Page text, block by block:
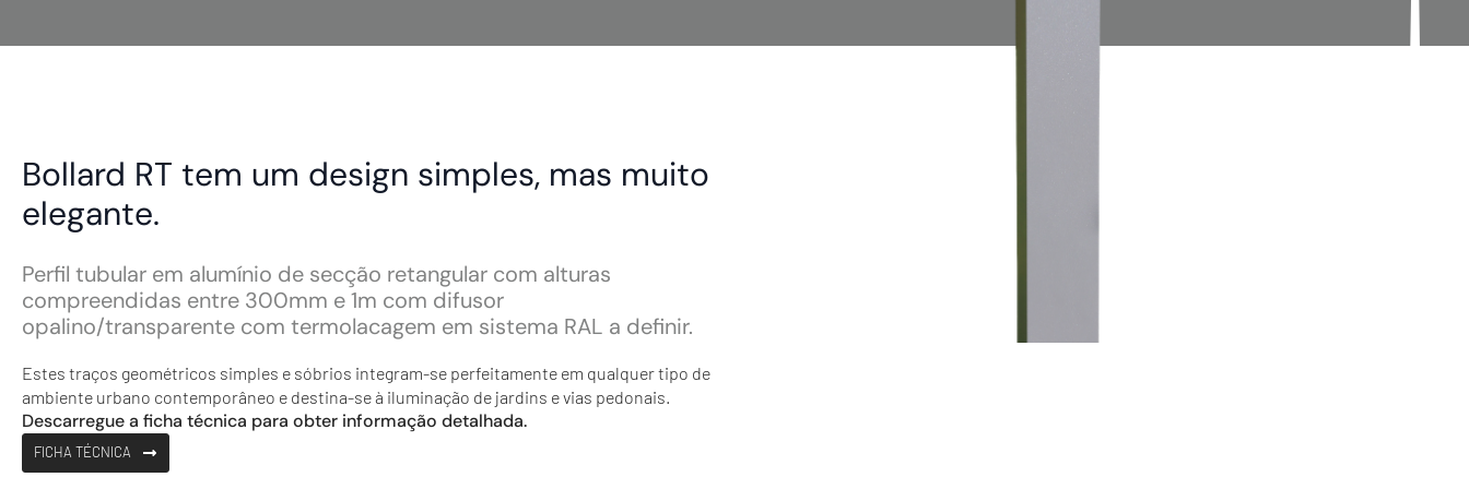
Bollard RT tem um design simples, mas muito
elegante.
Perfil tubular em alumínio de secção retangular com alturas
compreendidas entre 300mm e 1m com difusor
opalino/transparente com termolacagem em sistema RAL a definir.
Estes traços geométricos simples e sóbrios integram-se perfeitamente em qualquer tipo de
ambiente urbano contemporâneo e destina-se à iluminação de jardins e vias pedonais.
Descarregue a ficha técnica para obter informação detalhada.
FICHA TÉCNICA